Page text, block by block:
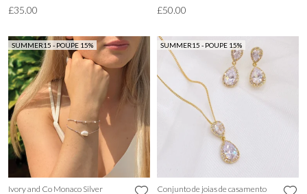
£35.00 £50.00
SUMMER15 - POUPE 15%
Ivory and Co Monaco Silver
SUMMER15 - POUPE 15%
Conjunto de joias de casamento